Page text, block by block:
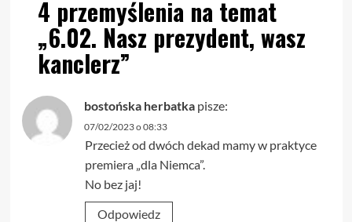
4 przemyślenia na temat
„6.02. Nasz prezydent, wasz
kanclerz”
bostońska herbatka pisze:
07/02/2023 o 08:33
Przecież od dwóch dekad mamy w praktyce
premiera „dla Niemca”.
No bez jaj!
Odpowiedz